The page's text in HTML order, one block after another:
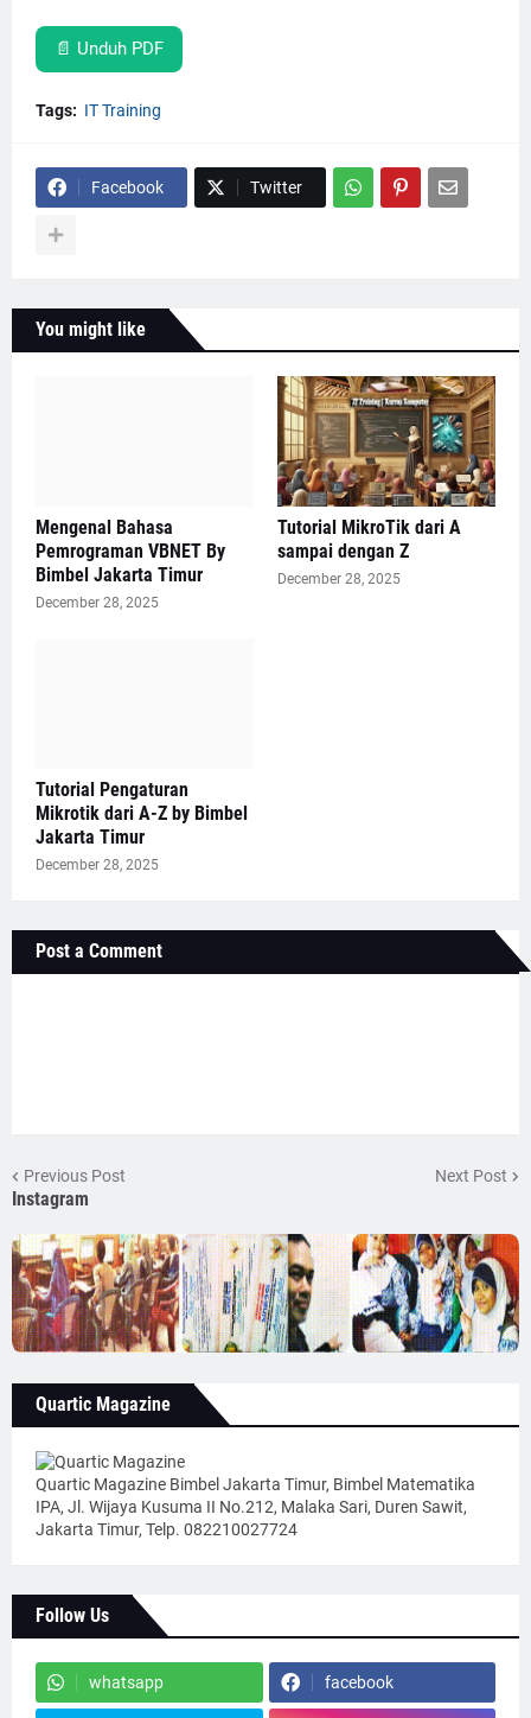
📄 Unduh PDF
Tags: IT Training
Facebook Twitter
You might like
Mengenal Bahasa
Pemrograman VBNET By
Bimbel Jakarta Timur
December 28, 2025
Tutorial MikroTik dari A
sampai dengan Z
December 28, 2025
Tutorial Pengaturan
Mikrotik dari A-Z by Bimbel
Jakarta Timur
December 28, 2025
Post a Comment
Previous Post Next Post
Instagram
Quartic Magazine
Quartic Magazine Bimbel Jakarta Timur, Bimbel Matematika
IPA, Jl. Wijaya Kusuma II No.212, Malaka Sari, Duren Sawit,
Jakarta Timur, Telp. 082210027724
Follow Us
whatsapp facebook